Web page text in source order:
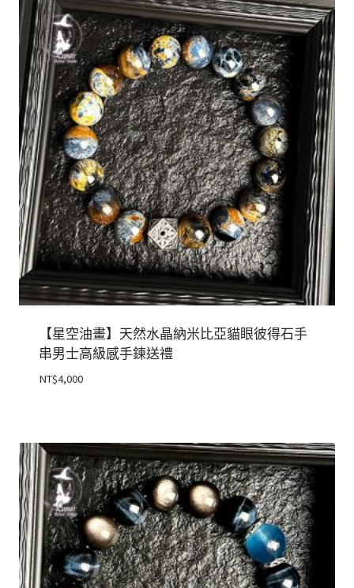
【星空油畫】天然水晶納米比亞貓眼彼得石手
串男士高級感手鍊送禮
NT$4,000